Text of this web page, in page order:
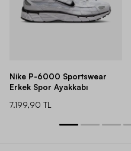
Nike P-6000 Sportswear
Erkek Spor Ayakkabı
7.199,90 TL